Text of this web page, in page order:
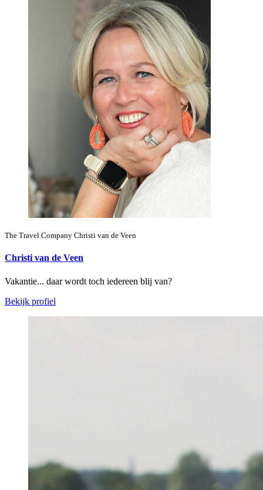
The Travel Company Christi van de Veen
Christi van de Veen
Vakantie... daar wordt toch iedereen blij van?
Bekijk profiel